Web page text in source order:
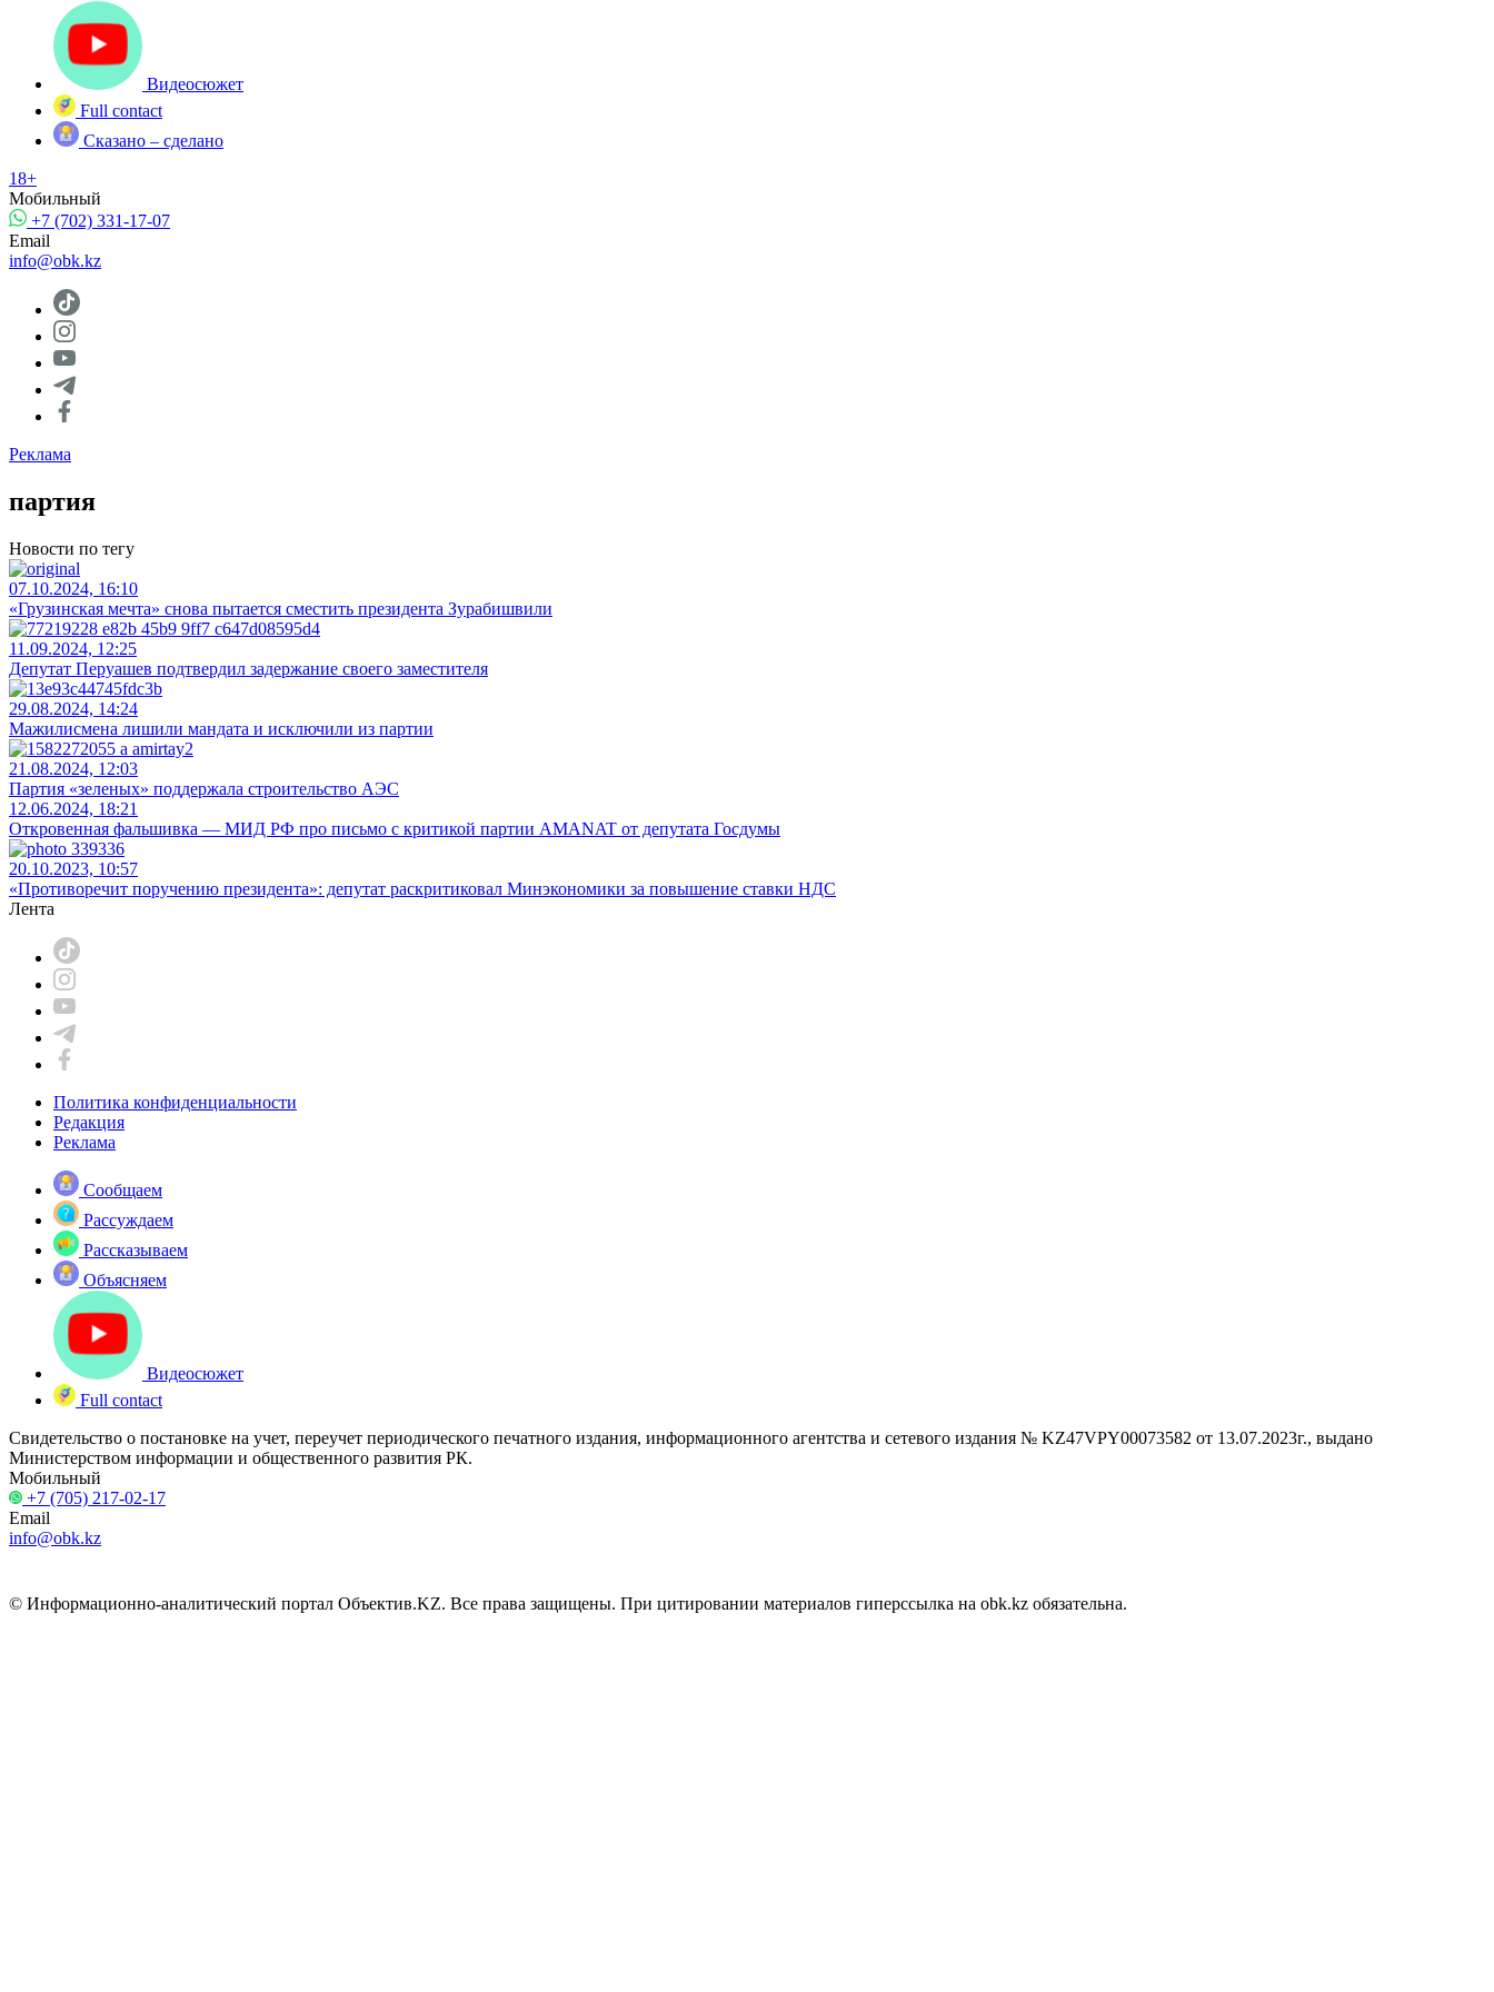
Видеосюжет
Full contact
Сказано – сделано
18+
Мобильный
+7 (702) 331-17-07
Email
info@obk.kz
Реклама
партия
Новости по тегу
07.10.2024, 16:10
«Грузинская мечта» снова пытается сместить президента Зурабишвили
11.09.2024, 12:25
Депутат Перуашев подтвердил задержание своего заместителя
29.08.2024, 14:24
Мажилисмена лишили мандата и исключили из партии
21.08.2024, 12:03
Партия «зеленых» поддержала строительство АЭС
12.06.2024, 18:21
Откровенная фальшивка — МИД РФ про письмо с критикой партии AMANAT от депутата Госдумы
20.10.2023, 10:57
«Противоречит поручению президента»: депутат раскритиковал Минэкономики за повышение ставки НДС
Лента
Политика конфиденциальности
Редакция
Реклама
Сообщаем
Рассуждаем
Рассказываем
Объясняем
Видеосюжет
Full contact
Свидетельство о постановке на учет, переучет периодического печатного издания, информационного агентства и сетевого издания № KZ47VPY00073582 от 13.07.2023г., выдано
Министерством информации и общественного развития РК.
Мобильный
+7 (705) 217-02-17
Email
info@obk.kz
© Информационно-аналитический портал Объектив.KZ. Все права защищены. При цитировании материалов гиперссылка на obk.kz обязательна.